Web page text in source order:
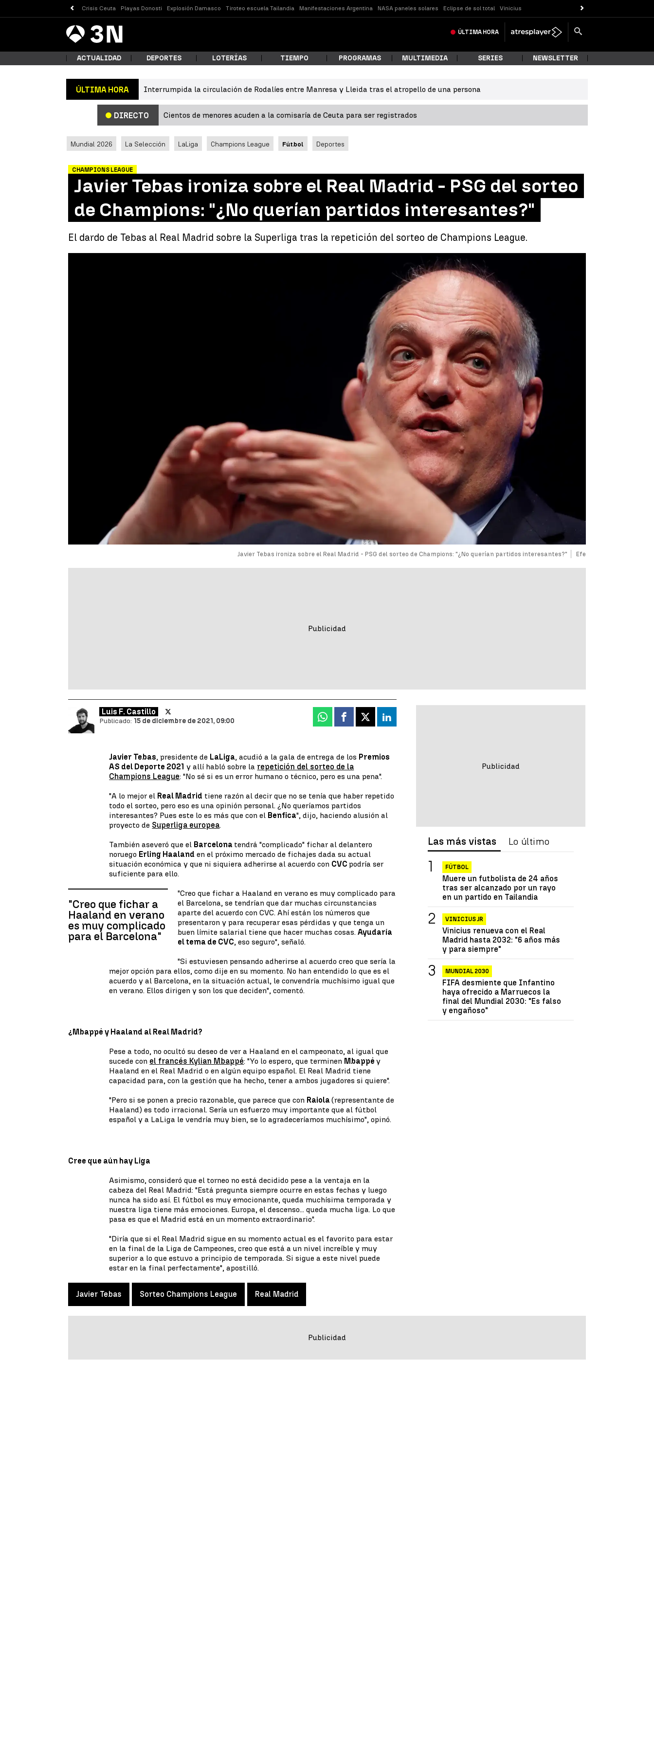
Crisis Ceuta Playas Donosti Explosión Damasco Tiroteo escuela Tailandia Manifestaciones Argentina NASA paneles solares Eclipse de sol total Vinicius
Antena
3 Noticias ÚLTIMA HORA
¿Qué estás buscando?
Buscar
ACTUALIDAD DEPORTES LOTERÍAS TIEMPO PROGRAMAS MULTIMEDIA SERIES NEWSLETTER
ÚLTIMA HORA Interrumpida la circulación de Rodalíes entre Manresa y Lleida tras el atropello de una persona
DIRECTO Cientos de menores acuden a la comisaría de Ceuta para ser registrados
Mundial 2026 La Selección LaLiga Champions League Fútbol Deportes
CHAMPIONS LEAGUE
Javier Tebas ironiza sobre el Real Madrid - PSG del sorteo
de Champions: "¿No querían partidos interesantes?"
El dardo de Tebas al Real Madrid sobre la Superliga tras la repetición del sorteo de Champions League.
Javier Tebas ironiza sobre el Real Madrid - PSG del sorteo de Champions: "¿No querían partidos interesantes?" Efe
Luis F. Castillo
Publicado: 15 de diciembre de 2021, 09:00 Whatsapp
Facebook
X Linkedin
Javier Tebas, presidente de LaLiga, acudió a la gala de entrega de los Premios
AS del Deporte 2021 y allí habló sobre la repetición del sorteo de la
Champions League: "No sé si es un error humano o técnico, pero es una pena".
"A lo mejor el Real Madrid tiene razón al decir que no se tenía que haber repetido
todo el sorteo, pero eso es una opinión personal. ¿No queríamos partidos
interesantes? Pues este lo es más que con el Benfica", dijo, haciendo alusión al
proyecto de Superliga europea.
También aseveró que el Barcelona tendrá "complicado" fichar al delantero
noruego Erling Haaland en el próximo mercado de fichajes dada su actual
situación económica y que ni siquiera adherirse al acuerdo con CVCpodría ser
suficiente para ello.
"Creo que fichar a
Haaland en verano
es muy complicado
para el Barcelona"
"Creo que fichar a Haaland en verano es muy complicado para
el Barcelona, se tendrían que dar muchas circunstancias
aparte del acuerdo con CVC. Ahí están los números que
presentaron y para recuperar esas pérdidas y que tenga un
buen límite salarial tiene que hacer muchas cosas. Ayudaría
el tema de CVC, eso seguro", señaló.
"Si estuviesen pensando adherirse al acuerdo creo que sería la
mejor opción para ellos, como dije en su momento. No han entendido lo que es el
acuerdo y al Barcelona, en la situación actual, le convendría muchísimo igual que
en verano. Ellos dirigen y son los que deciden", comentó.
¿Mbappé y Haaland al Real Madrid?
Pese a todo, no ocultó su deseo de ver a Haaland en el campeonato, al igual que
sucede con el francés Kylian Mbappé: "Yo lo espero, que terminen Mbappéy
Haaland en el Real Madrid o en algún equipo español. El Real Madrid tiene
capacidad para, con la gestión que ha hecho, tener a ambos jugadores si quiere".
"Pero si se ponen a precio razonable, que parece que con Raiola(representante de
Haaland) es todo irracional. Sería un esfuerzo muy importante que al fútbol
español y a LaLiga le vendría muy bien, se lo agradeceríamos muchísimo", opinó.
Cree que aún hay Liga
Asimismo, consideró que el torneo no está decidido pese a la ventaja en la
cabeza del Real Madrid: "Está pregunta siempre ocurre en estas fechas y luego
nunca ha sido así. El fútbol es muy emocionante, queda muchísima temporada y
nuestra liga tiene más emociones. Europa, el descenso... queda mucha liga. Lo que
pasa es que el Madrid está en un momento extraordinario".
"Diría que si el Real Madrid sigue en su momento actual es el favorito para estar
en la final de la Liga de Campeones, creo que está a un nivel increíble y muy
superior a lo que estuvo a principio de temporada. Si sigue a este nivel puede
estar en la final perfectamente", apostilló.
Javier Tebas Sorteo Champions League Real Madrid
Las más vistas Lo último
FÚTBOL
Muere un futbolista de 24 años
tras ser alcanzado por un rayo
en un partido en Tailandia
VINICIUS JR
Vinicius renueva con el Real
Madrid hasta 2032: "6 años más
y para siempre"
MUNDIAL 2030
FIFA desmiente que Infantino
haya ofrecido a Marruecos la
final del Mundial 2030: "Es falso
y engañoso"